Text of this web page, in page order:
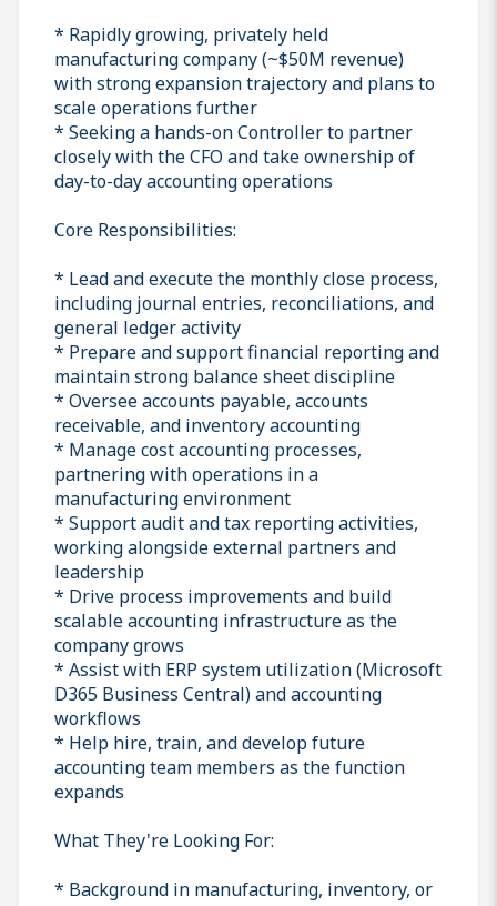
* Rapidly growing, privately held
manufacturing company (~$50M revenue)
with strong expansion trajectory and plans to
scale operations further
* Seeking a hands-on Controller to partner
closely with the CFO and take ownership of
day-to-day accounting operations
Core Responsibilities:
* Lead and execute the monthly close process,
including journal entries, reconciliations, and
general ledger activity
* Prepare and support financial reporting and
maintain strong balance sheet discipline
* Oversee accounts payable, accounts
receivable, and inventory accounting
* Manage cost accounting processes,
partnering with operations in a
manufacturing environment
* Support audit and tax reporting activities,
working alongside external partners and
leadership
* Drive process improvements and build
scalable accounting infrastructure as the
company grows
* Assist with ERP system utilization (Microsoft
D365 Business Central) and accounting
workflows
* Help hire, train, and develop future
accounting team members as the function
expands
What They're Looking For:
* Background in manufacturing, inventory, or